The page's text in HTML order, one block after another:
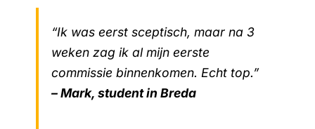
“Ik was eerst sceptisch, maar na 3
weken zag ik al mijn eerste
commissie binnenkomen. Echt top.”
– Mark, student in Breda